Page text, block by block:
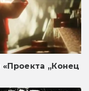
«Проекта „Конец